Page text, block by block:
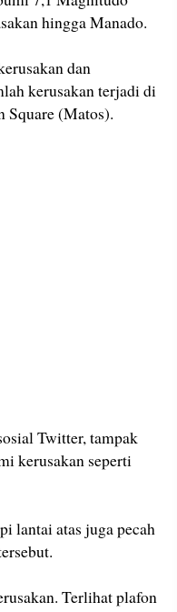
hingga Manado.
dan
kerusakan terjadi di
Square (Matos).
Twitter, tampak
kerusakan seperti
lantai atas juga pecah
Terlihat plafon